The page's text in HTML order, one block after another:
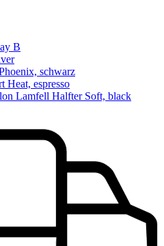
B
schwarz
Heat, espresso
Lamfell Halfter Soft, black